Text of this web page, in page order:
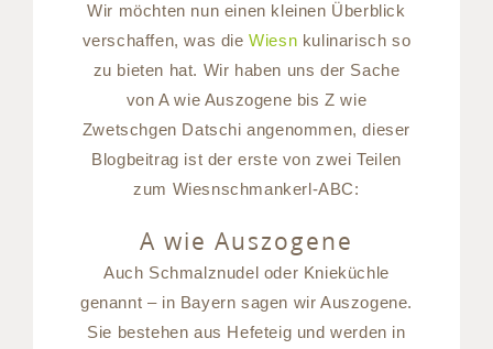
Wir möchten nun einen kleinen Überblick
verschaffen, was dieWiesn kulinarisch so
zu bieten hat. Wir haben uns der Sache
von A wie Auszogene bis Z wie
Zwetschgen Datschi angenommen, dieser
Blogbeitrag ist der erste von zwei Teilen
zum Wiesnschmankerl-ABC:
A wie Auszogene
Auch Schmalznudel oder Knieküchle
genannt – in Bayern sagen wir Auszogene.
Sie bestehen aus Hefeteig und werden in